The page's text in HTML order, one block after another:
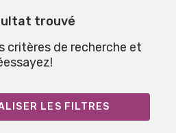
trouvé
critères de recherche et
LES FILTRES